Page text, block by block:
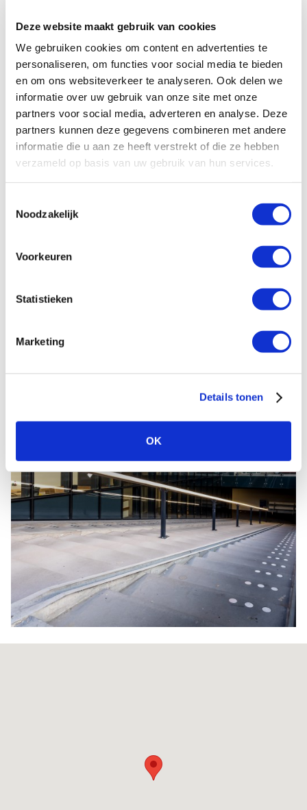
Deze website maakt gebruik van cookies
We gebruiken cookies om content en advertenties te
personaliseren, om functies voor social media te bieden
en om ons websiteverkeer te analyseren. Ook delen we
informatie over uw gebruik van onze site met onze
partners voor social media, adverteren en analyse. Deze
partners kunnen deze gegevens combineren met andere
informatie die u aan ze heeft verstrekt of die ze hebben
verzameld op basis van uw gebruik van hun services.
Noodzakelijk
Voorkeuren
Statistieken
Marketing
Details tonen
OK